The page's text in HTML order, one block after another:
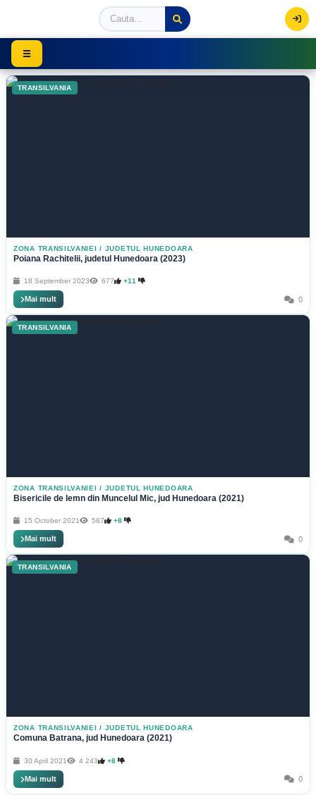
Viziteaza Romania | Obiective Turistice | Trasee
☰
TRANSILVANIA
ZONA TRANSILVANIEI / JUDETUL HUNEDOARA
Poiana Rachitelii, judetul Hunedoara (2023)
18 September 2023 677 +11
Mai mult 0
TRANSILVANIA
ZONA TRANSILVANIEI / JUDETUL HUNEDOARA
Bisericile de lemn din Muncelul Mic, jud Hunedoara (2021)
15 October 2021 587 +8
Mai mult 0
TRANSILVANIA
ZONA TRANSILVANIEI / JUDETUL HUNEDOARA
Comuna Batrana, jud Hunedoara (2021)
30 April 2021 4 243 +8
Mai mult 0